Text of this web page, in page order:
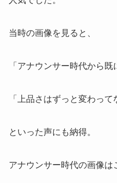
当時の画像を見ると、
「アナウンサー時代から既
「上品さはずっと変わって
といった声にも納得。
アナウンサー時代の画像は